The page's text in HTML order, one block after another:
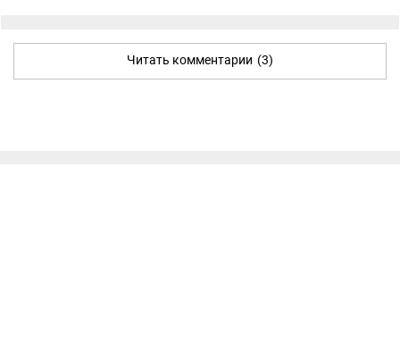
Читать комментарии (3)